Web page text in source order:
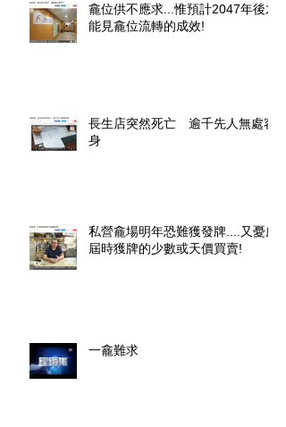
龕位供不應求...惟預計2047年後才
能見龕位流轉的成效!
長生店突然死亡 逾千先人無處容
身
私營龕場明年恐難獲發牌....又憂慮
屆時獲牌的少數或天價買賣!
一龕難求